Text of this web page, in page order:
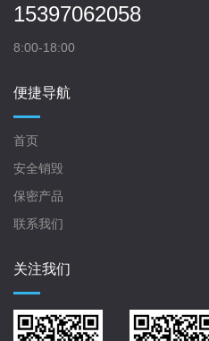
15397062058
8:00-18:00
便捷导航
首页
安全销毁
保密产品
联系我们
关注我们